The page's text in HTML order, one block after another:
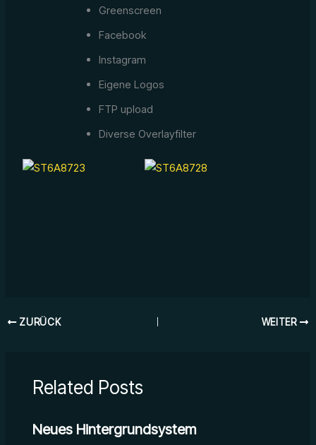
Greenscreen
Facebook
Instagram
Eigene Logos
FTP upload
Diverse Overlayfilter
ZURÜCK WEITER
Related Posts
Neues Hintergrundsystem